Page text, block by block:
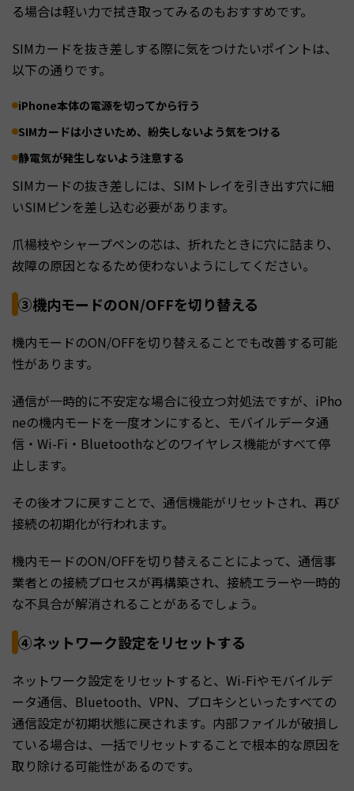
る場合は軽い力で拭き取ってみるのもおすすめです。
SIMカードを抜き差しする際に気をつけたいポイントは、
以下の通りです。
iPhone本体の電源を切ってから行う
SIMカードは小さいため、紛失しないよう気をつける
静電気が発生しないよう注意する
SIMカードの抜き差しには、SIMトレイを引き出す穴に細
いSIMピンを差し込む必要があります。
爪楊枝やシャープペンの芯は、折れたときに穴に詰まり、
故障の原因となるため使わないようにしてください。
③機内モードのON/OFFを切り替える
機内モードのON/OFFを切り替えることでも改善する可能
性があります。
通信が一時的に不安定な場合に役立つ対処法ですが、iPho
neの機内モードを一度オンにすると、モバイルデータ通
信・Wi-Fi・Bluetoothなどのワイヤレス機能がすべて停
止します。
その後オフに戻すことで、通信機能がリセットされ、再び
接続の初期化が行われます。
機内モードのON/OFFを切り替えることによって、通信事
業者との接続プロセスが再構築され、接続エラーや一時的
な不具合が解消されることがあるでしょう。
④ネットワーク設定をリセットする
ネットワーク設定をリセットすると、Wi-Fiやモバイルデ
ータ通信、Bluetooth、VPN、プロキシといったすべての
通信設定が初期状態に戻されます。内部ファイルが破損し
ている場合は、一括でリセットすることで根本的な原因を
取り除ける可能性があるのです。